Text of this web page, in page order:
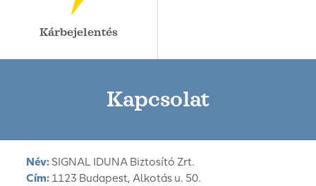
Kárbejelentés
Kapcsolat
Név: SIGNAL IDUNA Biztosító Zrt.
Cím: 1123 Budapest, Alkotás u. 50.